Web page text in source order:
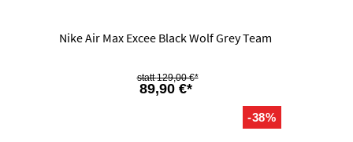
Nike Air Max Excee Black Wolf Grey Team
89,90 €*
129,00 €*
-38%